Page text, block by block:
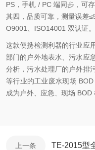
PS，手机 / PC 端同步，可
其四，品质可靠，测量误差
O9001、ISO14001 双认证。
这款便携检测利器的行业应
部门的户外地表水、污水应
分析，污水处理厂的户外排
等行业的工业废水现场
成为户外、应急、现场 BOD
上一条 TE-2015型